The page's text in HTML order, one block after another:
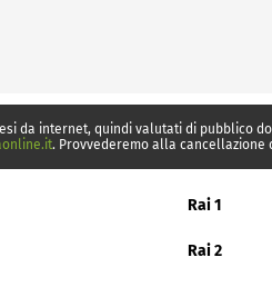
da internet, quindi valutati di pubblico
. Provvederemo alla
Rai 1
Rai 2